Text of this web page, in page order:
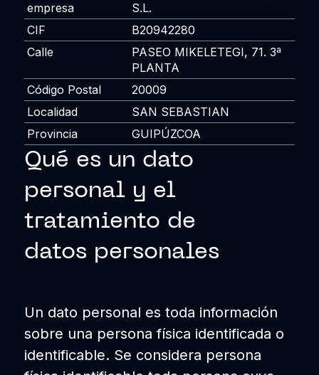
empresa
S.L.
CIF
B20942280
Calle
PASEO MIKELETEGI, 71. 3ª
PLANTA
Código Postal
20009
Localidad
SAN SEBASTIAN
Provincia
GUIPÚZCOA
Qué es un dato
personal y el
tratamiento de
datos personales
Un dato personal es toda información
sobre una persona física identificada o
identificable. Se considera persona